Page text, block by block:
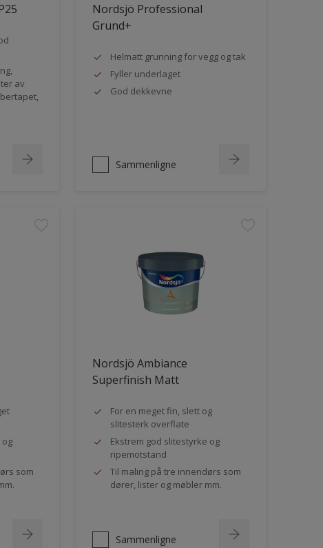
av
Nordsjö Professional
Grund+
Helmatt grunning for vegg og tak
Fyller underlaget
God dekkevne
Sammenligne
og
som
Nordsjö Ambiance
Superfinish Matt
For en meget fin, slett og
slitesterk overflate
Ekstrem god slitestyrke og
ripemotstand
Til maling på tre innendørs som
dører, lister og møbler mm.
Sammenligne